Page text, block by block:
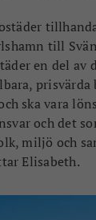
till
en del
prisvärda
ska vara
och det
miljö och
Elisabeth.